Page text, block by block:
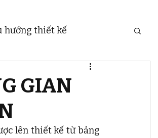
hướng thiết kế
tế
GIAN
lên thiết kế từ bảng